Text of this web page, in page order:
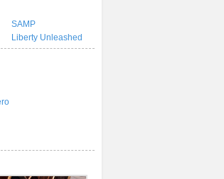
SAMP
Liberty Unleashed